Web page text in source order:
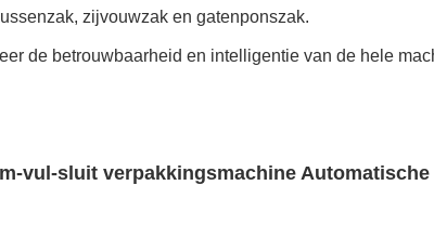
zijvouwzak en gatenponszak.
de betrouwbaarheid en intelligentie van de hele
vul-sluit verpakkingsmachine